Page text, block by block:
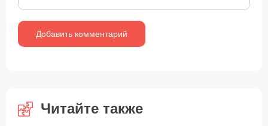
Читайте также